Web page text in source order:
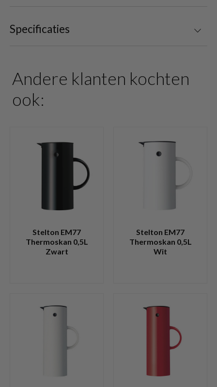
Specificaties
Andere klanten kochten
ook:
Stelton EM77
Thermoskan 0,5L
Zwart
Stelton EM77
Thermoskan 0,5L
Wit